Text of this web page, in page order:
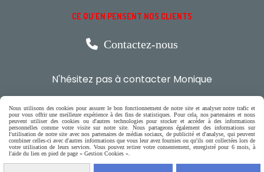
CE QU'EN PENSENT NOS CLIENTS
 Contactez-nous
N'hésitez pas à contacter Monique
par téléphone
0618321265
ou par message
Nous utilisons des cookies pour assurer le bon fonctionnement de notre site et analyser notre trafic et
pour vous offrir une meilleure expérience à des fins de statistiques. Pour cela, nos partenaires et nous
peuvent utiliser des cookies ou d'autres technologies pour stocker et accéder à des informations
personnelles comme votre visite sur notre site. Nous partageons également des informations sur
l'utilisation de notre site avec nos partenaires de médias sociaux, de publicité et d'analyse, qui peuvent
combiner celles-ci avec d'autres informations que vous leur avez fournies ou qu'ils ont collectées lors de
votre utilisation de leurs services. Vous pouvez retirer votre consentement, enregistré pour 6 mois, à
l'aide du lien en pied de page « Gestion Cookies ».